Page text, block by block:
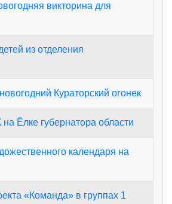
викторина для
из отделения
Кураторский огонек
Ёлке губернатора области
календаря на
«Команда» в группах 1